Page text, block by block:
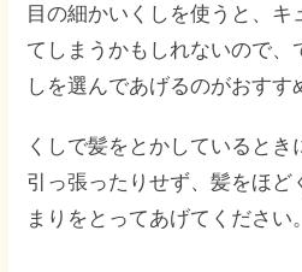
目の細かいくしを使うと、キ
てしまうかもしれないので、
しを選んであげるのがおすす
くしで髪をとかしていると
引っ張ったりせず、髪をほど
まりをとってあげてください。